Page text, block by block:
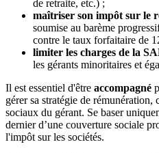
de retraite, etc.) ;
maîtriser son impôt sur le
soumise au barème
contre le taux forfaitaire de
limiter les charges de la
les gérants minoritaires et
Il est essentiel d'être accompagné
gérer sa stratégie de
sociaux du gérant. Se baser
dernier d’une couverture sociale
l'impôt sur les sociétés.